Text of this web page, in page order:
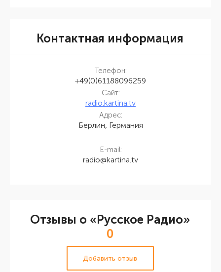
Контактная информация
Телефон:
+49(0)61188096259
Сайт:
radio.kartina.tv
Адрес:
Берлин, Германия
E-mail:
radio@kartina.tv
Отзывы о «Русское Радио»
0
Добавить отзыв